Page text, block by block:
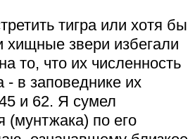
тигра или хотя бы
хищные звери избегали
то, что их численность
- в заповеднике их
и 62. Я сумел
(мунтжака) по его